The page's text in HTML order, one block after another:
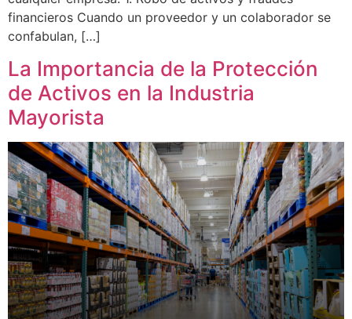
financieros Cuando un proveedor y un colaborador se
confabulan, […]
La Importancia de la Protección
de Activos en la Industria
Mayorista